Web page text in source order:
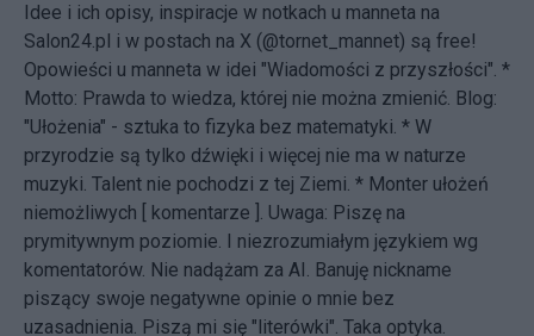
Idee i ich opisy, inspiracje w notkach u manneta na
Salon24.pl i w postach na X (@tornet_mannet) są free!
Opowieści u manneta w idei "Wiadomości z przyszłości". *
Motto: Prawda to wiedza, której nie można zmienić. Blog:
"Ułożenia" - sztuka to fizyka bez matematyki. * W
przyrodzie są tylko dźwięki i więcej nie ma w naturze
muzyki. Talent nie pochodzi z tej Ziemi. * Monter ułożeń
niemożliwych [ komentarze ]. Uwaga: Piszę na
prymitywnym poziomie. I niezrozumiałym językiem wg
komentatorów. Nie nadążam za AI. Banuję nickname
piszący swoje negatywne opinie o mnie bez
uzasadnienia. Piszą mi się "literówki". Taka optyka.